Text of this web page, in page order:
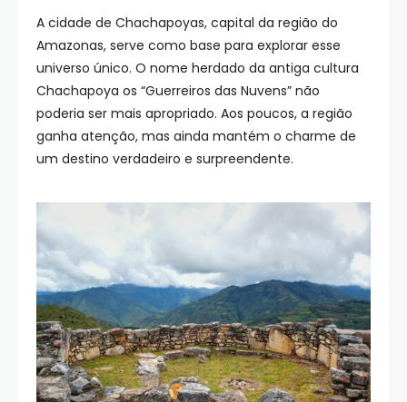
A cidade de Chachapoyas, capital da região do
Amazonas, serve como base para explorar esse
universo único. O nome herdado da antiga cultura
Chachapoya os “Guerreiros das Nuvens” não
poderia ser mais apropriado. Aos poucos, a região
ganha atenção, mas ainda mantém o charme de
um destino verdadeiro e surpreendente.